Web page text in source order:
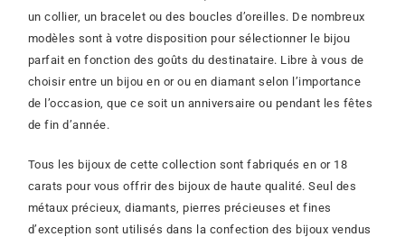
un collier, un bracelet ou des boucles d’oreilles. De nombreux
modèles sont à votre disposition pour sélectionner le bijou
parfait en fonction des goûts du destinataire. Libre à vous de
choisir entre un bijou en or ou en diamant selon l’importance
de l’occasion, que ce soit un anniversaire ou pendant les fêtes
de fin d’année.
Tous les bijoux de cette collection sont fabriqués en or 18
carats pour vous offrir des bijoux de haute qualité. Seul des
métaux précieux, diamants, pierres précieuses et fines
d’exception sont utilisés dans la confection des bijoux vendus